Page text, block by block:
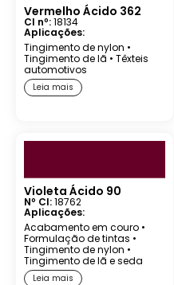
Vermelho Ácido 362
CI nº:18134
Aplicações:
Tingimento de nylon •
Tingimento de lã • Têxteis
automotivos
Leia mais
Violeta Ácido 90
Nº CI:18762
Aplicações:
Acabamento em couro •
Formulação de tintas •
Tingimento de nylon •
Tingimento de lã e seda
Leia mais